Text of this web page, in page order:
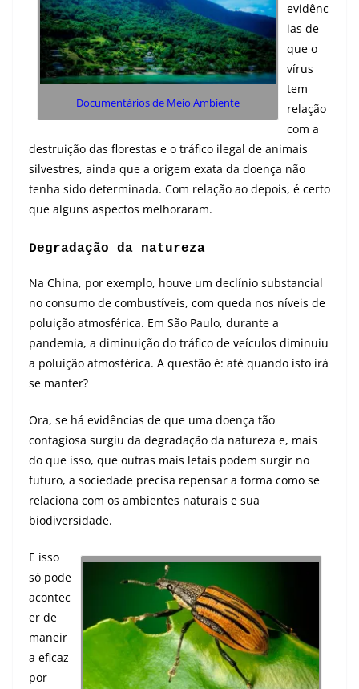
Documentários de Meio Ambiente
evidênc
ias de
que o
vírus
tem
relação
com a
destruição das florestas e o tráfico ilegal de animais
silvestres, ainda que a origem exata da doença não
tenha sido determinada. Com relação ao depois, é certo
que alguns aspectos melhoraram.
Degradação da natureza
Na China, por exemplo, houve um declínio substancial
no consumo de combustíveis, com queda nos níveis de
poluição atmosférica. Em São Paulo, durante a
pandemia, a diminuição do tráfico de veículos diminuiu
a poluição atmosférica. A questão é: até quando isto irá
se manter?
Ora, se há evidências de que uma doença tão
contagiosa surgiu da degradação da natureza e, mais
do que isso, que outras mais letais podem surgir no
futuro, a sociedade precisa repensar a forma como se
relaciona com os ambientes naturais e sua
biodiversidade.
E isso
só pode
acontec
er de
maneir
a eficaz
por